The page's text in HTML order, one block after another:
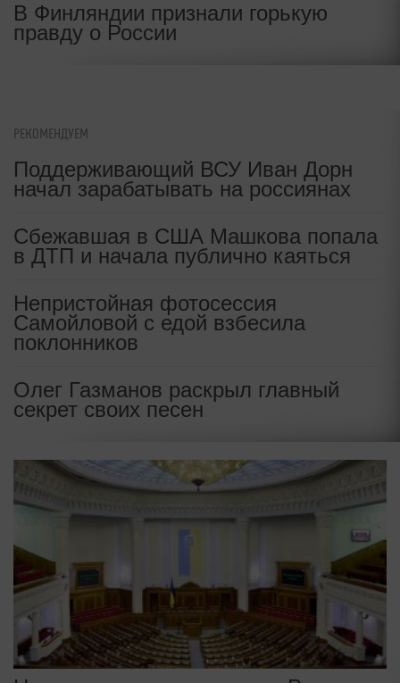
В Финляндии признали горькую
правду о России
РЕКОМЕНДУЕМ
Поддерживающий ВСУ Иван Дорн
начал зарабатывать на россиянах
Сбежавшая в США Машкова попала
в ДТП и начала публично каяться
Непристойная фотосессия
Самойловой с едой взбесила
поклонников
Олег Газманов раскрыл главный
секрет своих песен